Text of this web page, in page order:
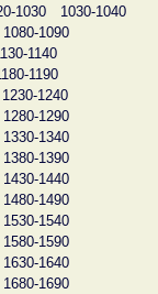
1030
1030-1040
1080-1090
1140
1190
1230-1240
1280-1290
1330-1340
1380-1390
1430-1440
1480-1490
1530-1540
1580-1590
1630-1640
1680-1690